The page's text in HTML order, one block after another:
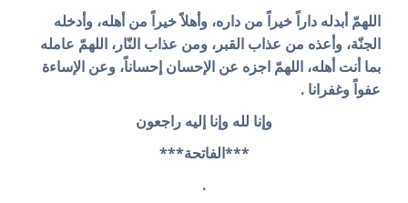
اللهمّ أبدله داراً خيراً من داره، وأهلاً خيراً من أهله، وأدخله
الجنّة، وأعذه من عذاب القبر، ومن عذاب النّار، اللهمّ عامله
بما أنت أهله، اللهمّ اجزه عن الإحسان إحساناً، وعن الإساءة
عفواً وغفرانا .
وإنا لله وإنا إليه راجعون
***الفاتحة***
.